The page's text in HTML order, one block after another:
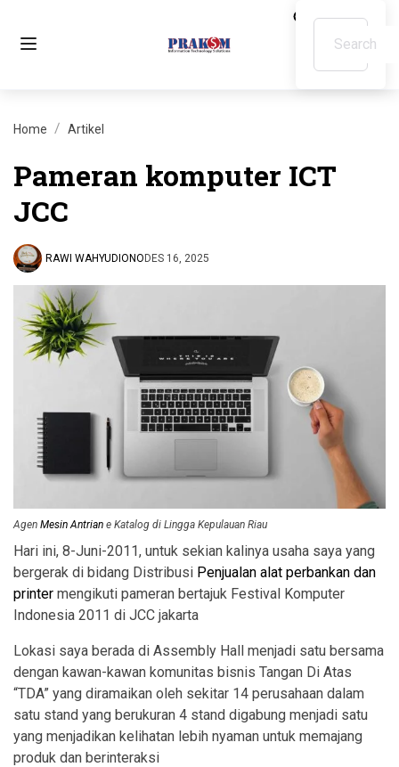
Home Artikel
Pameran komputer ICT
JCC
RAWI WAHYUDIONO DES 16, 2025
Agen Mesin Antrian e Katalog di Lingga Kepulauan Riau
Hari ini, 8-Juni-2011, untuk sekian kalinya usaha saya yang
bergerak di bidang Distribusi Penjualan alat perbankan dan
printer mengikuti pameran bertajuk Festival Komputer
Indonesia 2011 di JCC jakarta
Lokasi saya berada di Assembly Hall menjadi satu bersama
dengan kawan-kawan komunitas bisnis Tangan Di Atas
“TDA” yang diramaikan oleh sekitar 14 perusahaan dalam
satu stand yang berukuran 4 stand digabung menjadi satu
yang menjadikan kelihatan lebih nyaman untuk memajang
produk dan berinteraksi